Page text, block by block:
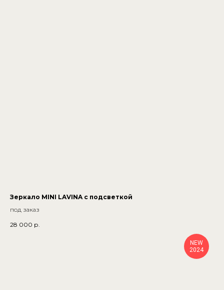
Зеркало MINI LAVINA с подсветкой
под заказ
28 000 р.
NEW
2024